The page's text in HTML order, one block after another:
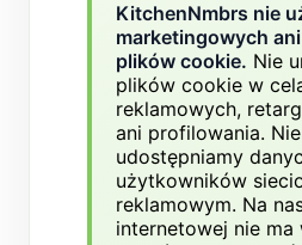
KitchenNmbrs nie
marketingowych
plików cookie. Nie
plików cookie w
reklamowych,
ani profilowania. Nie
udostępniamy
użytkowników
reklamowym. Na
internetowej nie